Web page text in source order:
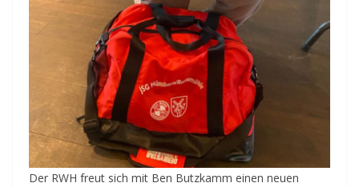
Der RWH freut sich mit Ben Butzkamm einen neuen